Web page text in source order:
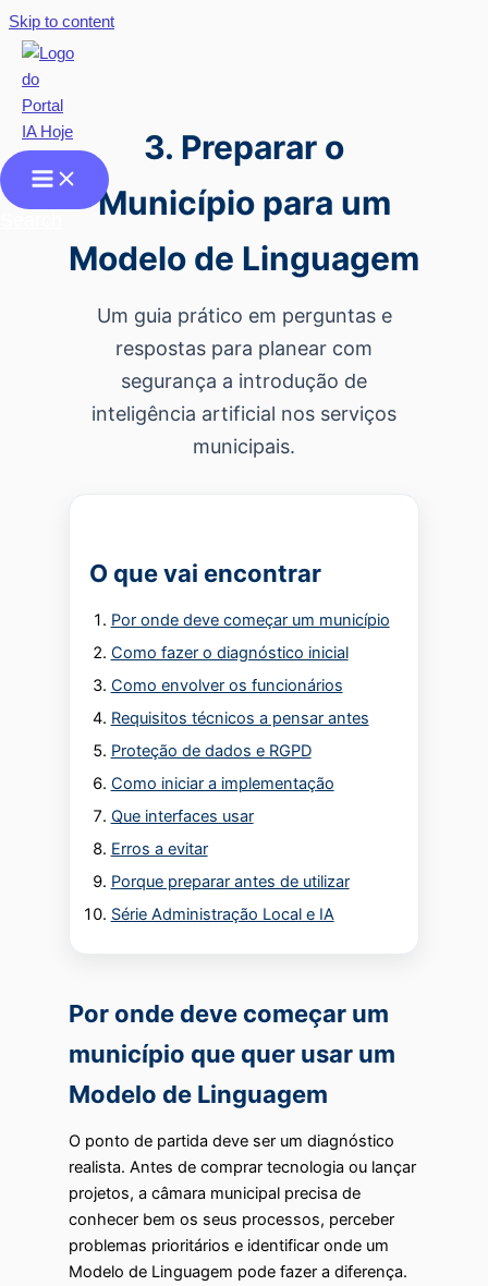
Skip to content
3. Preparar o
Município para um
Modelo de Linguagem
Um guia prático em perguntas e
respostas para planear com
segurança a introdução de
inteligência artificial nos serviços
municipais.
O que vai encontrar
Por onde deve começar um município
Como fazer o diagnóstico inicial
Como envolver os funcionários
Requisitos técnicos a pensar antes
Proteção de dados e RGPD
Como iniciar a implementação
Que interfaces usar
Erros a evitar
Porque preparar antes de utilizar
Série Administração Local e IA
Por onde deve começar um
município que quer usar um
Modelo de Linguagem
O ponto de partida deve ser um diagnóstico
realista. Antes de comprar tecnologia ou lançar
projetos, a câmara municipal precisa de
conhecer bem os seus processos, perceber
problemas prioritários e identificar onde um
Modelo de Linguagem pode fazer a diferença.